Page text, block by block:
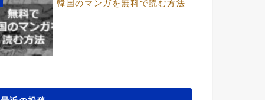
韓国のマンガを無料で読む方法